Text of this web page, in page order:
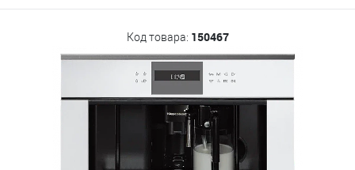
Код товара: 150467